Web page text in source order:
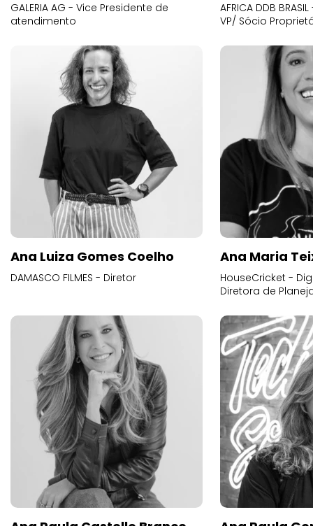
GALERIA AG - Vice Presidente de
atendimento
AFRICA DDB
VP/ Sócio
Ana Luiza Gomes Coelho
DAMASCO FILMES - Diretor
Ana Maria
HouseCricket -
Diretora de